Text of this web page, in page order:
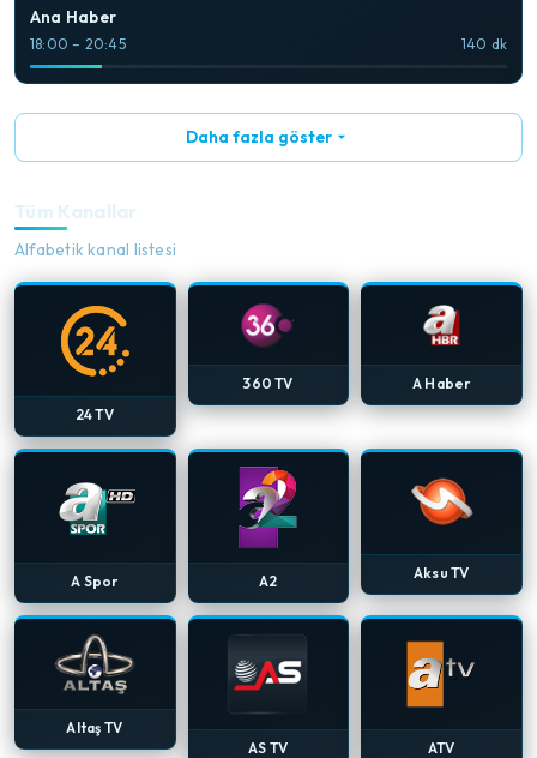
Ana Haber
18:00 – 20:45 140 dk
Daha fazla göster
Tüm Kanallar
Alfabetik kanal listesi
24 TV
360 TV A Haber
A Spor A2 Aksu TV
Altaş TV
AS TV
ATV